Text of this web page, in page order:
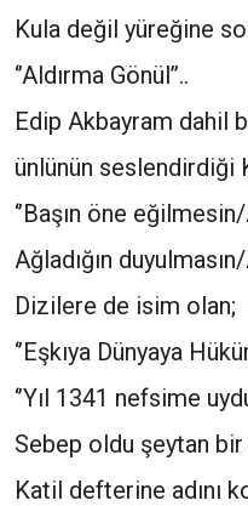
Kula değil yüreğine sor
‘’Aldırma Gönül’’..
Edip Akbayram dahil
ünlünün seslendirdiği
‘’Başın öne
Ağladığın
Dizilere de isim olan;
‘’Eşkıya Dünyaya
‘’Yıl 1341 nefsime
Sebep oldu şeytan bir
Katil defterine adını